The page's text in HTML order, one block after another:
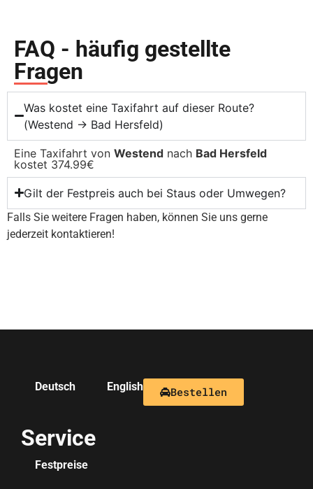
FAQ - häufig gestellte
Fragen
Was kostet eine Taxifahrt auf dieser Route?
(Westend → Bad Hersfeld)
Eine Taxifahrt von Westend nach Bad Hersfeld
kostet 374.99€
Gilt der Festpreis auch bei Staus oder Umwegen?
Falls Sie weitere Fragen haben, können Sie uns gerne
jederzeit kontaktieren!
Deutsch English Bestellen
Service
Festpreise